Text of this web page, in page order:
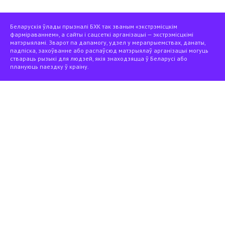
Беларускія ўлады прызналі БХК так званым «экстрэмісцкім
фарміраваннем», а сайты і сацсеткі арганізацыі — экстрэмісцкімі
матэрыяламі. Зварот па дапамогу, удзел у мерапрыемствах, данаты,
падпіска, захоўванне або распаўсюд матэрыялаў арганізацыі могуць
ствараць рызыкі для людзей, якія знаходзяцца ў Беларусі або
плануюць паездку ў краіну.